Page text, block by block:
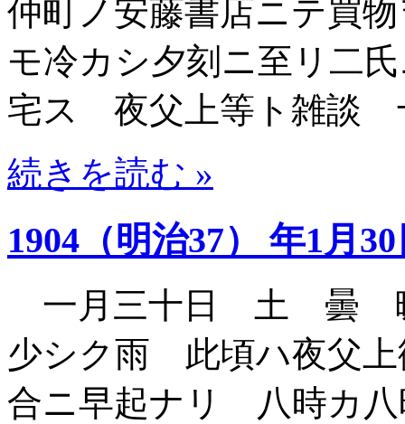
仲町ノ安藤書店ニテ買
モ冷カシ夕刻ニ至リ二
宅ス 夜父上等ト雑談
続きを読む »
1904（明治37） 年1月
一月三十日 土 曇
少シク雨 此頃ハ夜父上
合ニ早起ナリ 八時カ